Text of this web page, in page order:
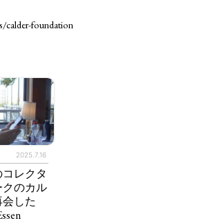
PEOPLE
calder-foundation
2025.7.16
レクタ
のカル
した